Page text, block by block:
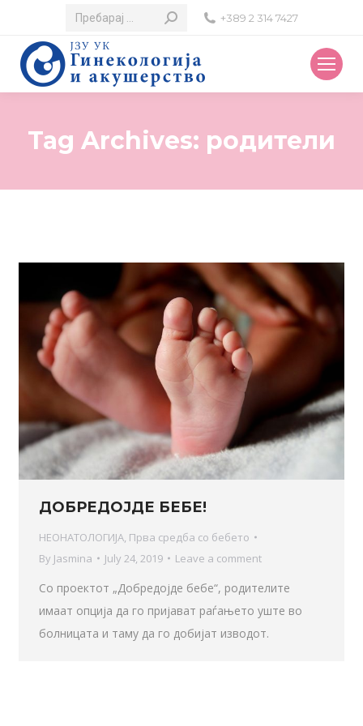
Search:
+389 2 314 7427
Tag Archives: родители
ДОБРЕДОЈДЕ БЕБЕ!
НЕОНАТОЛОГИЈА, Прва средба со бебето
By Jasmina July 24, 2019 Leave a comment
Со проектот „Добредојде бебе“, родителите
имаат опција да го пријават раѓањето уште во
болницата и таму да го добијат изводот.